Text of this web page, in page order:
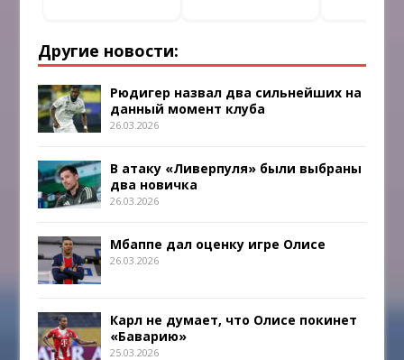
Другие новости:
Рюдигер назвал два сильнейших на
данный момент клуба
26.03.2026
В атаку «Ливерпуля» были выбраны
два новичка
26.03.2026
Мбаппе дал оценку игре Олисе
26.03.2026
Карл не думает, что Олисе покинет
«Баварию»
25.03.2026